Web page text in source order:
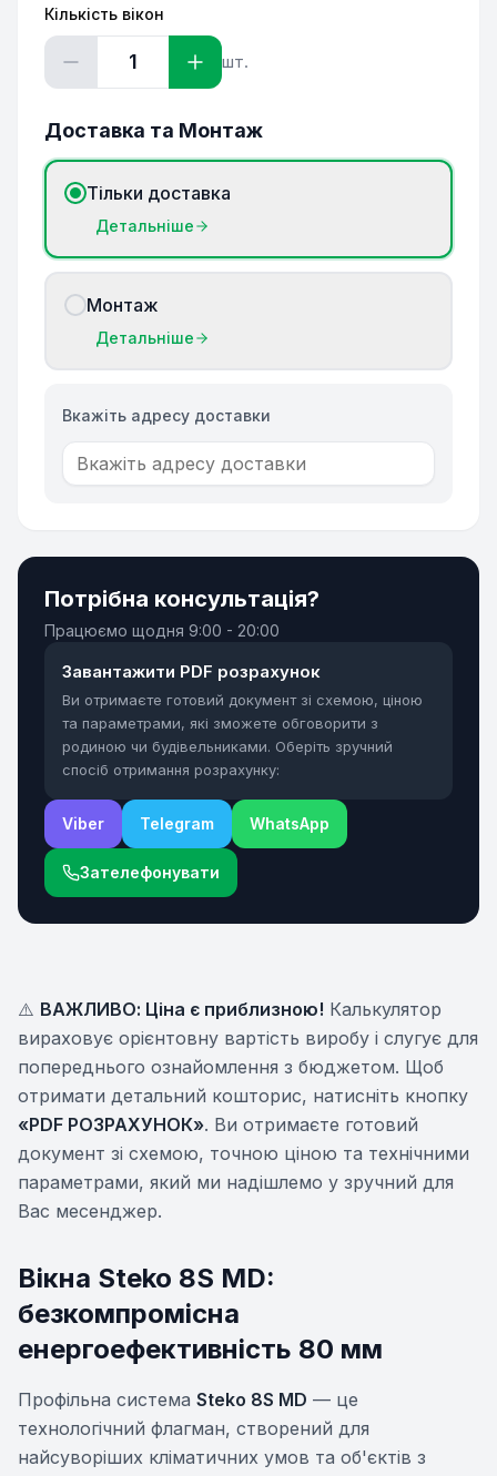
Кількість вікон
1 шт.
Доставка та Монтаж
Тільки доставка
Детальніше
Монтаж
Детальніше
Вкажіть адресу доставки
Потрібна консультація?
Працюємо щодня 9:00 - 20:00
Завантажити PDF розрахунок
Ви отримаєте готовий документ зі схемою, ціною
та параметрами, які зможете обговорити з
родиною чи будівельниками. Оберіть зручний
спосіб отримання розрахунку:
Viber Telegram WhatsApp
Зателефонувати
⚠️ ВАЖЛИВО: Ціна є приблизною! Калькулятор
вираховує орієнтовну вартість виробу і слугує для
попереднього ознайомлення з бюджетом. Щоб
отримати детальний кошторис, натисніть кнопку
«PDF РОЗРАХУНОК». Ви отримаєте готовий
документ зі схемою, точною ціною та технічними
параметрами, який ми надішлемо у зручний для
Вас месенджер.
Вікна Steko 8S MD:
безкомпромісна
енергоефективність 80 мм
Профільна система Steko 8S MD — це
технологічний флагман, створений для
найсуворіших кліматичних умов та об'єктів з